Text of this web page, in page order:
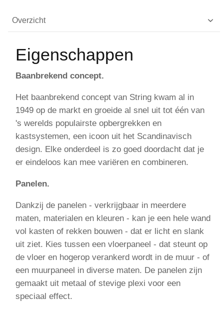
Overzicht
Eigenschappen
Baanbrekend concept.
Het baanbrekend concept van String kwam al in
1949 op de markt en groeide al snel uit tot één van
's werelds populairste opbergrekken en
kastsystemen, een icoon uit het Scandinavisch
design. Elke onderdeel is zo goed doordacht dat je
er eindeloos kan mee variëren en combineren.
Panelen.
Dankzij de panelen - verkrijgbaar in meerdere
maten, materialen en kleuren - kan je een hele wand
vol kasten of rekken bouwen - dat er licht en slank
uit ziet. Kies tussen een vloerpaneel - dat steunt op
de vloer en hogerop verankerd wordt in de muur - of
een muurpaneel in diverse maten. De panelen zijn
gemaakt uit metaal of stevige plexi voor een
speciaal effect.